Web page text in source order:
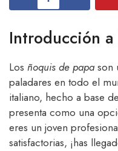
Introducción
Los ñoquis de papa son
paladares en todo el
italiano, hecho a base
presenta como una
eres un joven
satisfactorias, ¡has